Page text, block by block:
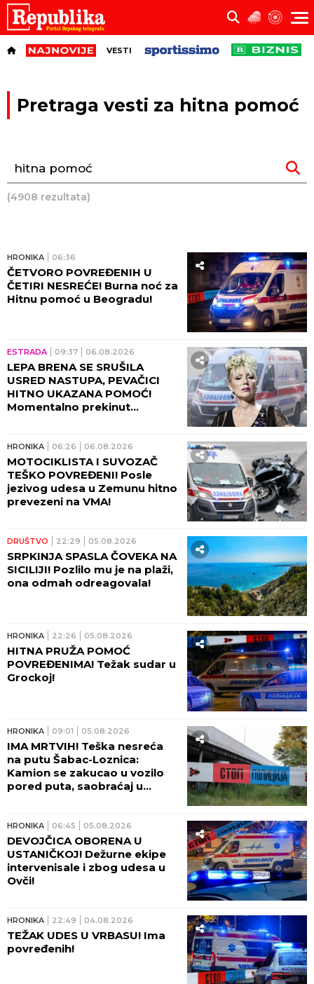
VESTI
Pretraga vesti za hitna pomoć
(4908 rezultata)
HRONIKA 06:36
ČETVORO POVREĐENIH U
ČETIRI NESREĆE! Burna noć za
Hitnu pomoć u Beogradu!
ESTRADA 09:37 06.08.2026
LEPA BRENA SE SRUŠILA
USRED NASTUPA, PEVAČICI
HITNO UKAZANA POMOĆ!
Momentalno prekinut
HRONIKA 06:26 06.08.2026
MOTOCIKLISTA I SUVOZAČ
TEŠKO POVREĐENI! Posle
jezivog udesa u Zemunu hitno
prevezeni na VMA!
DRUŠTVO 22:29 05.08.2026
SRPKINJA SPASLA ČOVEKA NA
SICILIJI! Pozlilo mu je na plaži,
ona odmah odreagovala!
HRONIKA 22:26 05.08.2026
HITNA PRUŽA POMOĆ
POVREĐENIMA! Težak sudar u
Grockoj!
HRONIKA 09:01 05.08.2026
IMA MRTVIH! Teška nesreća
na putu Šabac-Loznica:
Kamion se zakucao u vozilo
pored puta, saobraćaj u
HRONIKA 06:45 05.08.2026
DEVOJČICA OBORENA U
USTANIČKOJ! Dežurne ekipe
intervenisale i zbog udesa u
Ovči!
HRONIKA 22:49 04.08.2026
TEŽAK UDES U VRBASU! Ima
povređenih!